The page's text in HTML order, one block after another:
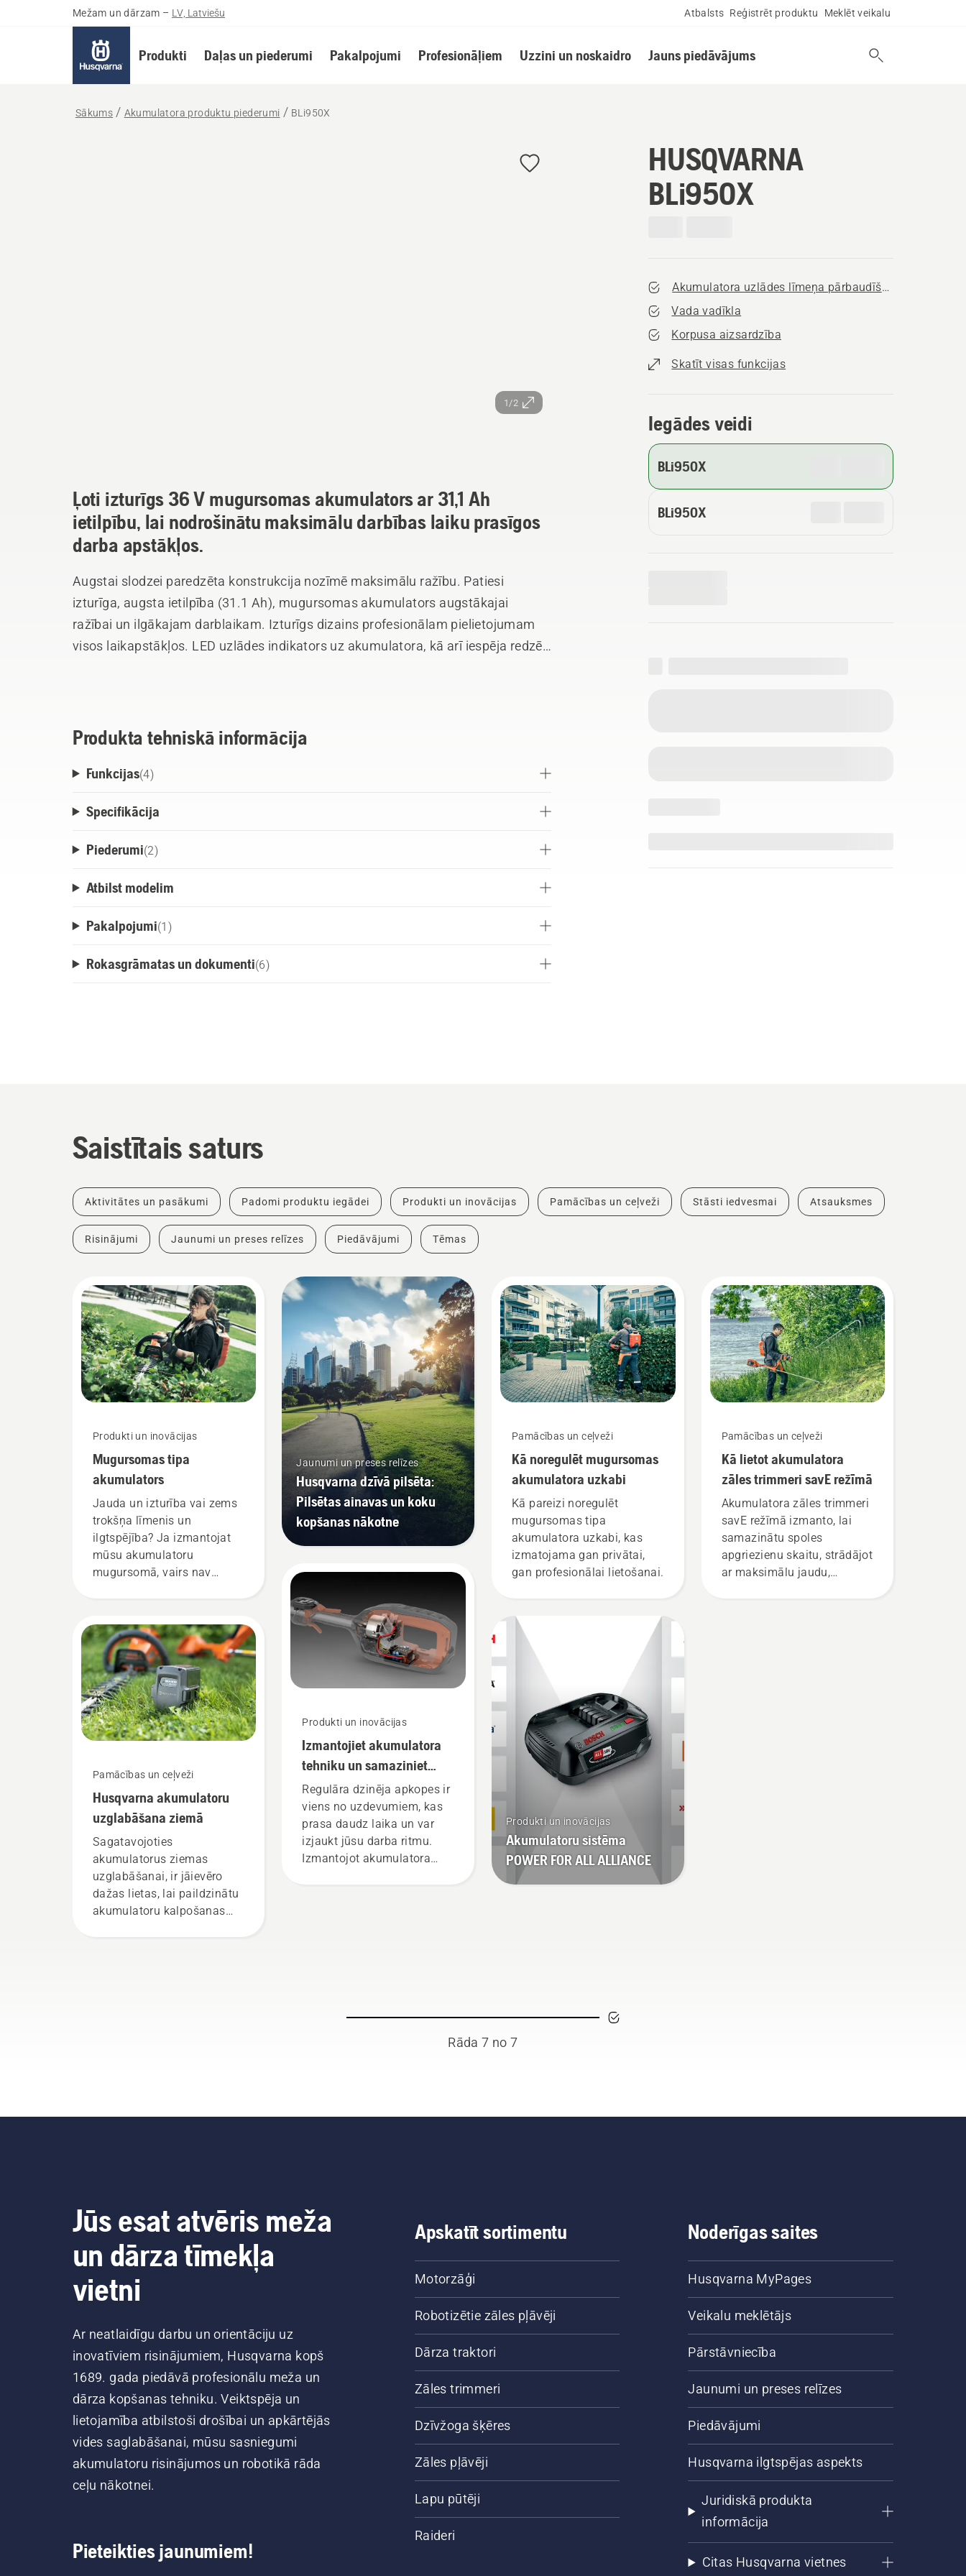
Mežam un dārzam – LV, Latviešu Atbalsts Reģistrēt produktu Meklēt veikalu
Produkti Daļas un piederumi Pakalpojumi Profesionāļiem Uzzini un noskaidro Jauns piedāvājums
Sākums Akumulatora produktu piederumi BLi950X
1/2
HUSQVARNA
BLi950X
Akumulatora uzlādes līmeņa pārbaudīšana
Vada vadīkla
Korpusa aizsardzība
Skatīt visas funkcijas
Iegādes veidi
BLi950X
BLi950X
Ļoti izturīgs 36 V mugursomas akumulators ar 31,1 Ah
ietilpību, lai nodrošinātu maksimālu darbības laiku prasīgos
darba apstākļos.
Augstai slodzei paredzēta konstrukcija nozīmē maksimālu ražību. Patiesi
izturīga, augsta ietilpība (31.1 Ah), mugursomas akumulators augstākajai
ražībai un ilgākajam darblaikam. Izturīgs dizains profesionālam pielietojumam
visos laikapstākļos. LED uzlādes indikators uz akumulatora, kā arī iespēja redzēt
novietošanai uz zemes, ērtībai un ražībai visas dienas garumā, samazina iespēju
Produkta tehniskā informācija
Funkcijas(4)
Specifikācija
Piederumi(2)
Atbilst modelim
Pakalpojumi(1 )
Rokasgrāmatas un dokumenti(6)
Saistītais saturs
Aktivitātes un pasākumi Padomi produktu iegādei Produkti un inovācijas Pamācības un ceļveži Stāsti iedvesmai Atsauksmes
Risinājumi Jaunumi un preses relīzes Piedāvājumi Tēmas
Produkti un inovācijas
Mugursomas tipa
akumulators
Jauda un izturība vai zems
trokšņa līmenis un
ilgtspējība? Ja izmantojat
mūsu akumulatoru
mugursomā, vairs nav
pavisam jauns akumulatoru
izstrādājumu līmenis,”
stāsta Johans Svenungs
(Johan Svennung),
Husqvarna elektrisko un ar
akumulatoru darbināmo
rokā turamo produktu
nodaļas vadītājs.
Pamācības un ceļveži
Husqvarna akumulatoru
uzglabāšana ziemā
Sagatavojoties
akumulatorus ziemas
uzglabāšanai, ir jāievēro
dažas lietas, lai paildzinātu
akumulatoru kalpošanas
Jaunumi un preses relīzes
Husqvarna dzīvā pilsēta:
Pilsētas ainavas un koku
kopšanas nākotne
Produkti un inovācijas
Izmantojiet akumulatora
tehniku un samaziniet
apkopes apjomu
Regulāra dzinēja apkopes ir
viens no uzdevumiem, kas
prasa daudz laika un var
izjaukt jūsu darba ritmu.
Izmantojot akumulatora
Pamācības un ceļveži
Kā noregulēt mugursomas
akumulatora uzkabi
Kā pareizi noregulēt
mugursomas tipa
akumulatora uzkabi, kas
izmatojama gan privātai,
gan profesionālai lietošanai.
Produkti un inovācijas
Akumulatoru sistēma
POWER FOR ALL ALLIANCE
Pamācības un ceļveži
Kā lietot akumulatora
zāles trimmeri savE režīmā
Akumulatora zāles trimmeri
savE režīmā izmanto, lai
samazinātu spoles
apgriezienu skaitu, strādājot
ar maksimālu jaudu,
Rāda 7 no 7
Jūs esat atvēris meža
un dārza tīmekļa
vietni
Ar neatlaidīgu darbu un orientāciju uz
inovatīviem risinājumiem, Husqvarna kopš
1689. gada piedāvā profesionālu meža un
dārza kopšanas tehniku. Veiktspēja un
lietojamība atbilstoši drošībai un apkārtējās
vides saglabāšanai, mūsu sasniegumi
akumulatoru risinājumos un robotikā rāda
ceļu nākotnei.
Pieteikties jaunumiem!
Apskatīt sortimentu
Motorzāģi
Robotizētie zāles pļāvēji
Dārza traktori
Zāles trimmeri
Dzīvžoga šķēres
Zāles pļāvēji
Lapu pūtēji
Raideri
Noderīgas saites
Husqvarna MyPages
Veikalu meklētājs
Pārstāvniecība
Jaunumi un preses relīzes
Piedāvājumi
Husqvarna ilgtspējas aspekts
Juridiskā produkta
informācija
Citas Husqvarna vietnes